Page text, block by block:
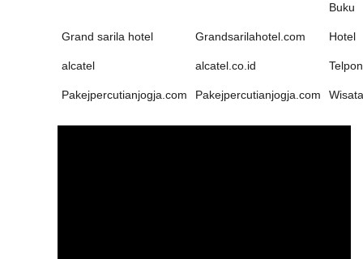
Buku
Grand sarila hotel Grandsarilahotel.com Hotel
alcatel alcatel.co.id Telpon
Pakejpercutianjogja.com Pakejpercutianjogja.com Wisata